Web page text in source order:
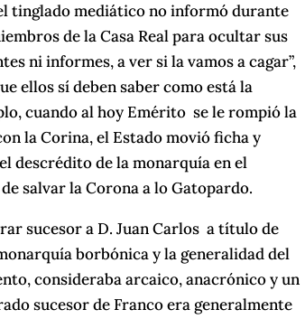
tinglado mediático no informó durante
de la Casa Real para ocultar sus
ni informes, a ver si la vamos a cagar”,
ellos sí deben saber como está la
cuando al hoy Emérito se le rompió la
la Corina, el Estado movió ficha y
descrédito de la monarquía en el
salvar la Corona a lo Gatopardo.
sucesor a D. Juan Carlos a título de
borbónica y la generalidad del
consideraba arcaico, anacrónico y un
sucesor de Franco era generalmente